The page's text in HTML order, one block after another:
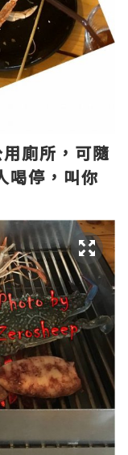
廁所，可隨
喝停，叫你